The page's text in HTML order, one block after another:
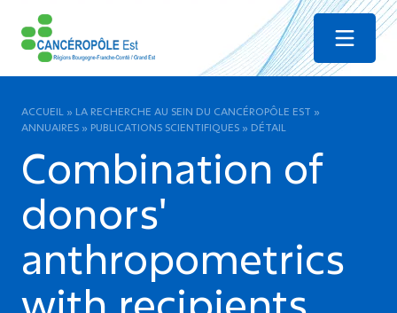
Menu
ACCUEIL » LA RECHERCHE AU SEIN DU CANCÉROPÔLE EST »
ANNUAIRES » PUBLICATIONS SCIENTIFIQUES » DÉTAIL
Combination of
donors'
anthropometrics